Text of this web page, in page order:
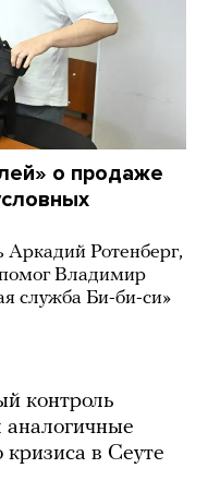
о продаже
Аркадий Ротенберг,
Владимир
служба Би-би-си»
контроль
в Сеуте